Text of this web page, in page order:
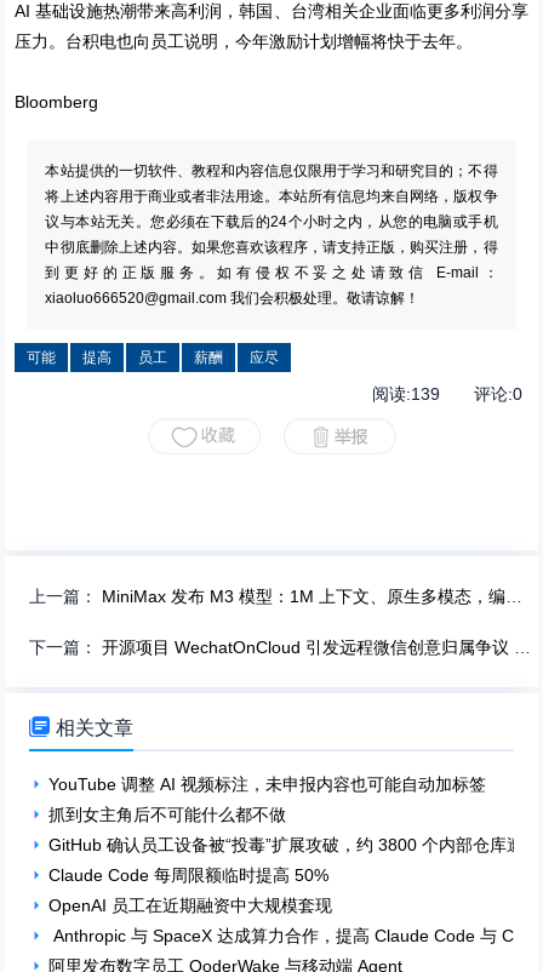
AI 基础设施热潮带来高利润，韩国、台湾相关企业面临更多利润分享
压力。台积电也向员工说明，今年激励计划增幅将快于去年。
Bloomberg
本站提供的一切软件、教程和内容信息仅限用于学习和研究目的；不得
将上述内容用于商业或者非法用途。本站所有信息均来自网络，版权争
议与本站无关。您必须在下载后的24个小时之内，从您的电脑或手机
中彻底删除上述内容。如果您喜欢该程序，请支持正版，购买注册，得
到更好的正版服务。如有侵权不妥之处请致信 E-mail：
xiaoluo666520@gmail.com 我们会积极处理。敬请谅解！
可能 提高 员工 薪酬 应尽
阅读:139评论:0
上一篇： MiniMax 发布 M3 模型：1M 上下文、原生多模态，编程能力领先
下一篇：开源项目 WechatOnCloud 引发远程微信创意归属争议 双方就致谢与版权尊重展开讨论
 相关文章
YouTube 调整 AI 视频标注，未申报内容也可能自动加标签
抓到女主角后不可能什么都不做
GitHub 确认员工设备被“投毒”扩展攻破，约 3800 个内部仓库遭
Claude Code 每周限额临时提高 50%
OpenAI 员工在近期融资中大规模套现
Anthropic 与 SpaceX 达成算力合作，提高 Claude Code 与
阿里发布数字员工 QoderWake 与移动端 Agent